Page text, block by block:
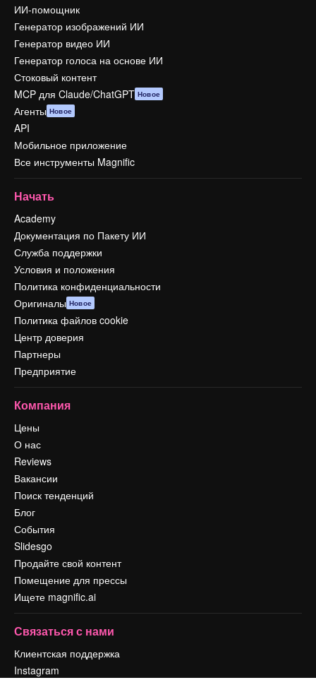
ИИ-помощник
Генератор изображений ИИ
Генератор видео ИИ
Генератор голоса на основе ИИ
Стоковый контент
MCP для Claude/ChatGPT Новое
Агенты Новое
API
Мобильное приложение
Все инструменты Magnific
Начать
Academy
Документация по Пакету ИИ
Служба поддержки
Условия и положения
Политика конфиденциальности
Оригиналы Новое
Политика файлов cookie
Центр доверия
Партнеры
Предприятие
Компания
Цены
О нас
Reviews
Вакансии
Поиск тенденций
Блог
События
Slidesgo
Продайте свой контент
Помещение для прессы
Ищете magnific.ai
Связаться с нами
Клиентская поддержка
Instagram